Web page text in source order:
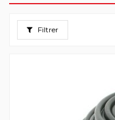
Filtrer